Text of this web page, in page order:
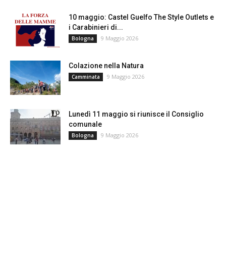
10 maggio: Castel Guelfo The Style Outlets e
i Carabinieri di...
Bologna 9 Maggio 2026
Colazione nella Natura
Camminata 9 Maggio 2026
Lunedì 11 maggio si riunisce il Consiglio
comunale
Bologna 9 Maggio 2026